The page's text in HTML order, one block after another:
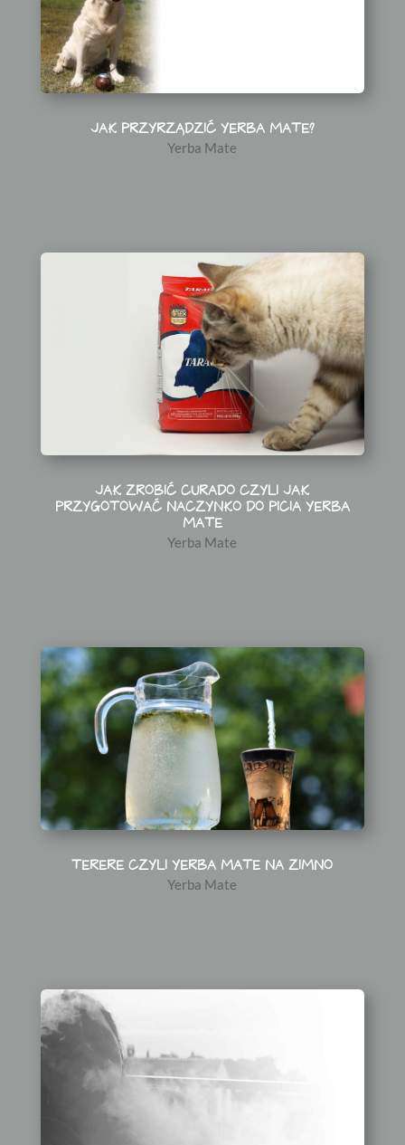
JAK PRZYRZĄDZIĆ YERBA MATE?
Yerba Mate
JAK ZROBIĆ CURADO CZYLI JAK
PRZYGOTOWAĆ NACZYNKO DO PICIA YERBA
MATE
Yerba Mate
TERERE CZYLI YERBA MATE NA ZIMNO
Yerba Mate